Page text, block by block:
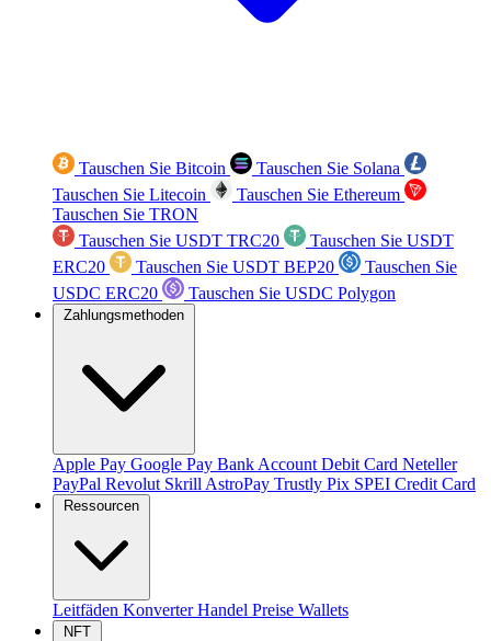
Tauschen Sie Bitcoin
Tauschen Sie Solana
Tauschen Sie Litecoin
Tauschen Sie Ethereum
Tauschen Sie TRON
Tauschen Sie USDT TRC20
Tauschen Sie USDT
ERC20
Tauschen Sie USDT BEP20
Tauschen Sie
USDC ERC20
Tauschen Sie USDC Polygon
Zahlungsmethoden
Apple Pay Google Pay Bank Account Debit Card Neteller
PayPal Revolut Skrill AstroPay Trustly Pix SPEI Credit Card
Ressourcen
Leitfäden KonverterHandel Preise Wallets
NFT